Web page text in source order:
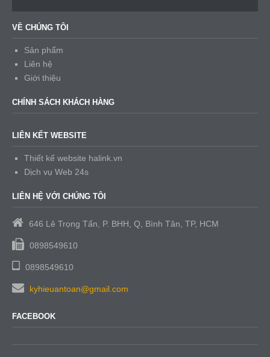
VỀ CHÚNG TÔI
Sản phẩm
Liên hệ
Giới thiệu
CHÍNH SÁCH KHÁCH HÀNG
LIÊN KẾT WEBSITE
Thiết kế website halink.vn
Dịch vụ Web 24s
LIÊN HỆ VỚI CHÚNG TÔI
646 Lê Trọng Tấn, P. BHH, Q, Bình Tân, TP, HCM
0898549610
0898549610
kyhieuantoan@gmail.com
FACEBOOK